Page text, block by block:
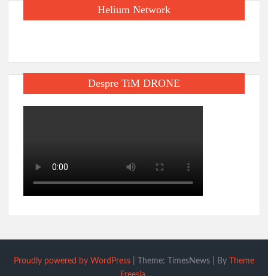
Helium Network
Despre TiM DRONE
Proudly powered by WordPress Theme: TimesNews By
Theme